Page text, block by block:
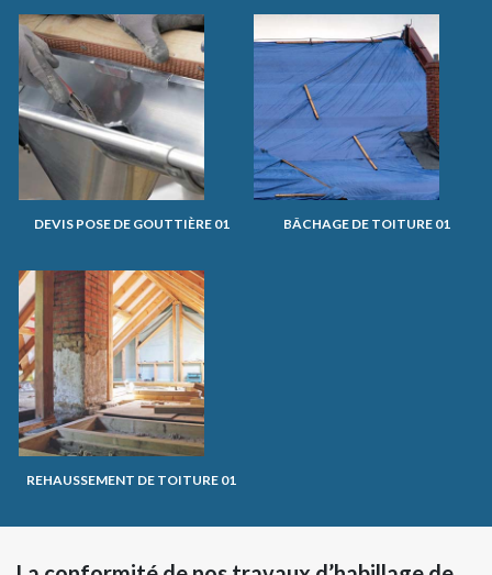
DEVIS POSE DE GOUTTIÈRE 01 BÂCHAGE DE TOITURE 01
REHAUSSEMENT DE TOITURE 01